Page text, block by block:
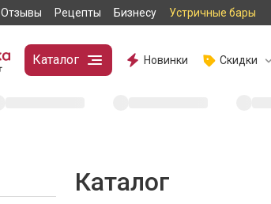
Отзывы Рецепты Бизнесу Устричные бары
Каталог Новинки Скидки
Каталог